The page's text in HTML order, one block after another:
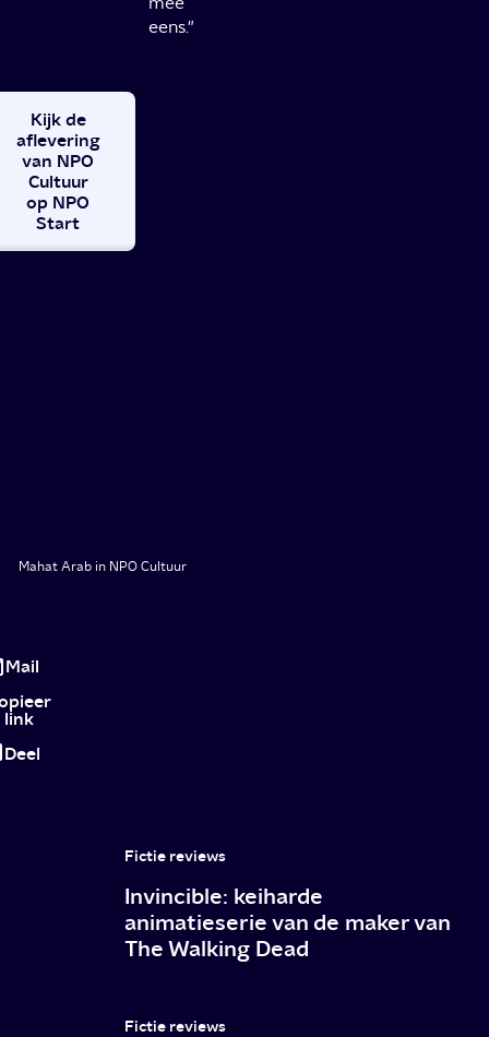
eens."
Kijk de
aflevering
van NPO
Cultuur
op NPO
Start
Mahat Arab in NPO Cultuur
Mahat
Arab:
rapper
Ka
Mail
link
Deel
Fictie reviews
Invincible: keiharde
animatieserie van de maker van
The Walking Dead
Fictie reviews